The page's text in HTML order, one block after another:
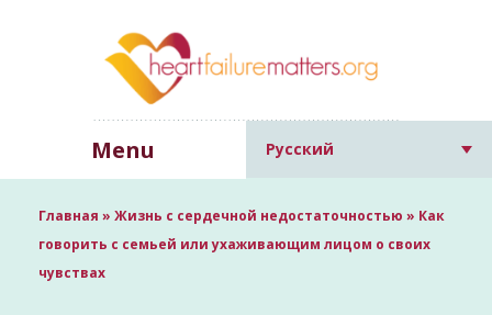
Menu Русский
Главная » Жизнь с сердечной недостаточностью » Как
говорить с семьей или ухаживающим лицом о своих
чувствах